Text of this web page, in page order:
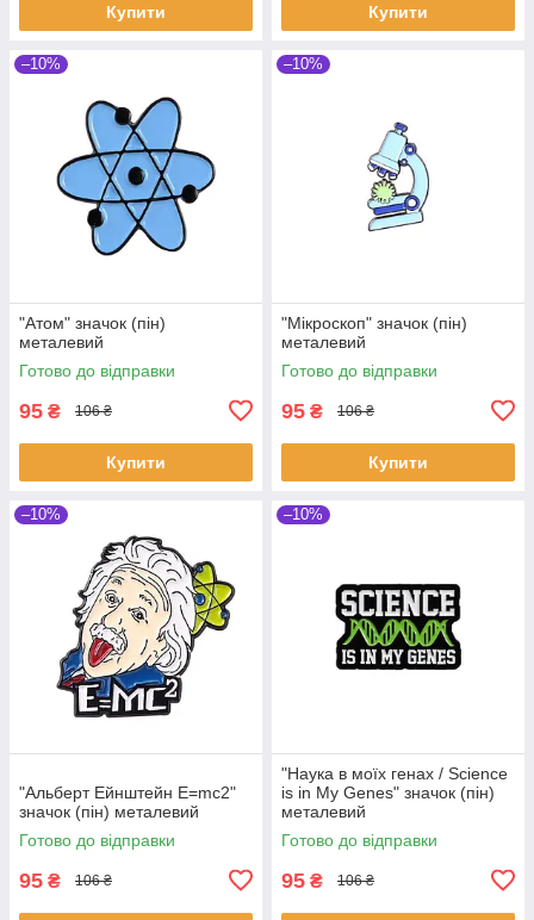
Купити Купити
–10%
"Атом" значок (пін)
металевий
Готово до відправки
95 ₴ 106 ₴
Купити
–10%
"Мікроскоп" значок (пін)
металевий
Готово до відправки
95 ₴ 106 ₴
Купити
–10%
"Альберт Ейнштейн E=mc2"
значок (пін) металевий
Готово до відправки
95 ₴ 106 ₴
–10%
"Наука в моїх генах / Science
is in My Genes" значок (пін)
металевий
Готово до відправки
95 ₴ 106 ₴